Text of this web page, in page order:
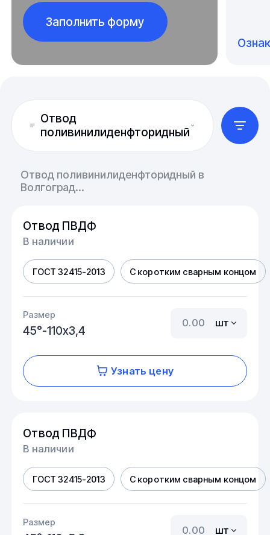
Заполнить форму
Отвод
поливинилиденфторидный
Отвод поливинилиденфторидный в
Волгоград...
Отвод ПВДФ
В наличии
ГОСТ 32415-2013 С коротким сварным концом
Размер
45°-110х3,4
шт
Узнать цену
Отвод ПВДФ
В наличии
ГОСТ 32415-2013 С коротким сварным концом
Размер
шт